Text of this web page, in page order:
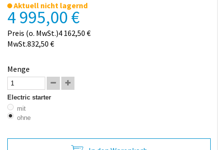
Aktuell nicht lagernd
4 995,00 €
Preis (o. MwSt.)4 162,50 €
MwSt.832,50 €
Menge
Electric starter
mit
ohne